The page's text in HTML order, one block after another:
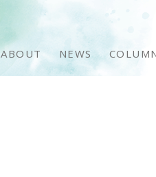
ABOUT NEWS